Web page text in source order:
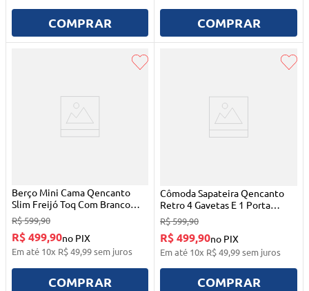
COMPRAR COMPRAR
Berço Mini Cama Qencanto
Slim Freijó Toq Com Branco
Qmovi
R$599,90
R$ 499,90no PIX
Em até 10x R$49,99sem juros
COMPRAR
Cômoda Sapateira Qencanto
Retro 4 Gavetas E 1 Porta
Freijó Com Branco Acetinado
Qmovi
R$599,90
R$ 499,90no PIX
Em até 10x R$49,99sem juros
COMPRAR